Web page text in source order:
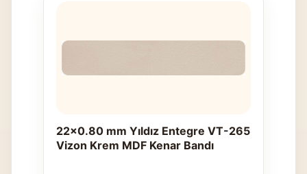
22x0.80 mm Yıldız Entegre VT-265
Vizon Krem MDF Kenar Bandı